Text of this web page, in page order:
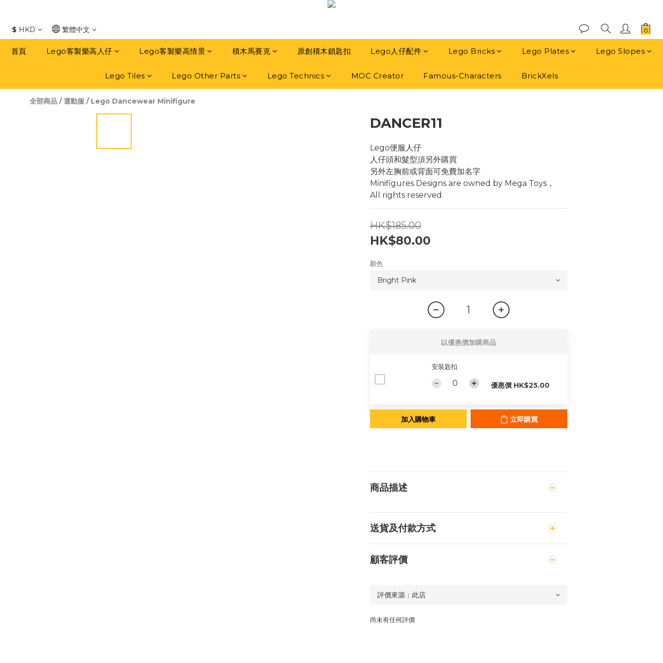
$ HKD 繁體中文
首頁 Lego客製樂高人仔 Lego客製樂高情景 積木馬賽克 原創積木鎖匙扣 Lego人仔配件 Lego Bricks Lego Plates Lego Slopes
Lego Tiles Lego Other Parts Lego Technics MOC Creator Famous-Characters BrickXels
全部商品 /運動服 / Lego Dancewear Minifigure
DANCER11
Lego便服人仔
人仔頭和髮型須另外購買
另外左胸前或背面可免費加名字
Minifigures Designs are owned by Mega Toys，
All rights reserved
HK$185.00
HK$80.00
顏色
以優惠價加購商品
安裝匙扣
優惠價 HK$25.00
加入購物車 立即購買
商品描述
送貨及付款方式
顧客評價
尚未有任何評價